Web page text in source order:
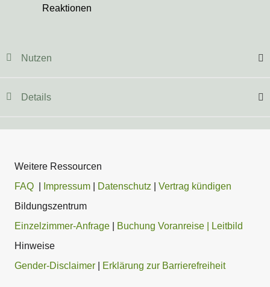
Reaktionen
Nutzen
Details
Weitere Ressourcen
FAQ
Impressum Datenschutz
Vertrag kündigen
Bildungszentrum
Einzelzimmer-Anfrage
Buchung Voranreise
| Leitbild
Hinweise
Gender-Disclaimer
Erklärung zur Barrierefreiheit